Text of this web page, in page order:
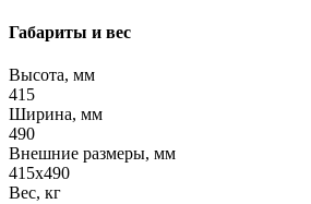
Габариты и вес
Высота, мм
415
Ширина, мм
490
Внешние размеры, мм
415x490
Вес, кг